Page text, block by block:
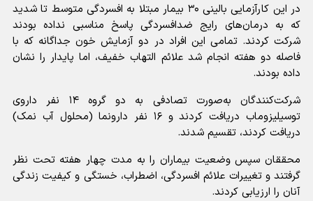
در این کارآزمایی بالینی ۳۰ بیمار مبتلا به افسردگی متوسط تا شدید
که به درمان‌های رایج ضدافسردگی پاسخ مناسبی نداده بودند
شرکت کردند. تمامی این افراد در دو آزمایش خون جداگانه که با
فاصله دو هفته انجام شد علائم التهاب خفیف، اما پایدار را نشان
داده بودند.
شرکت‌کنندگان به‌صورت تصادفی به دو گروه ۱۴ نفر داروی
توسیلیزوماب دریافت کردند و ۱۶ نفر دارونما (محلول آب نمک)
دریافت کردند، تقسیم شدند.
محققان سپس وضعیت بیماران را به مدت چهار هفته تحت نظر
گرفتند و تغییرات علائم افسردگی، اضطراب، خستگی و کیفیت زندگی
آنان را ارزیابی کردند.